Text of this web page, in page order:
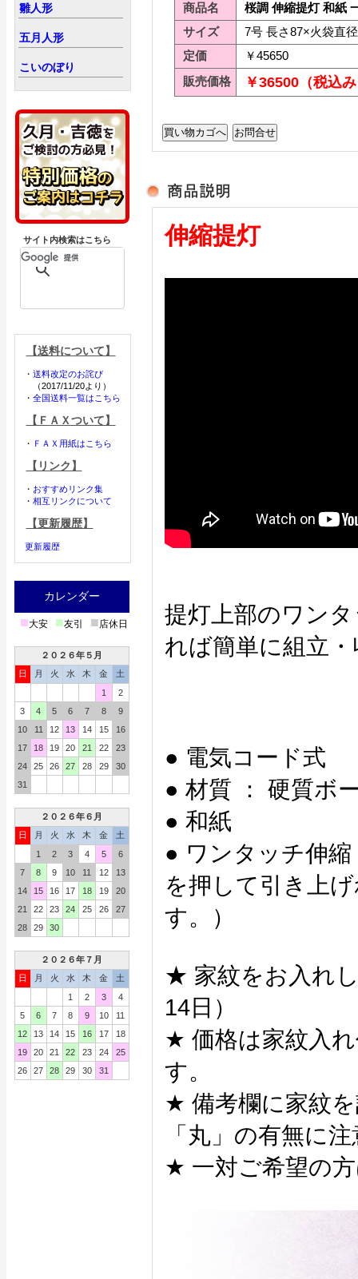
雛人形
五月人形
こいのぼり
サイト内検索はこちら
【送料について】
・ 送料改定のお詫び
（2017/11/20より）
・ 全国送料一覧はこちら
【ＦＡＸついて】
・ ＦＡＸ用紙はこちら
【リンク】
・ おすすめリンク集
・ 相互リンクについて
【更新履歴】
更新履歴
カレンダー
■大安 ■友引 ■店休日
２０２６年５月
日
月 火 水 木 金
土
1
2
3
4 5 6 7 8
9
10
11 12 13 14 15
16
17
18 19 20 21 22
23
24
25 26 27 28 29
30
31
２０２６年６月
日
月 火 水 木 金
土
1
2 3 4 5
6
7
8 9 10 11 12
13
14
15 16 17 18 19
20
21
22 23 24 25 26
27
28
29 30
２０２６年７月
日
月 火 水 木 金
土
1
2 3
4
5
6 7 8 9 10
11
12
13 14 15 16 17
18
19
20 21 22 23 24
25
26
27 28 29 30 31
商品名
桜調 伸縮提灯 和紙
サイズ
7号 長さ87×火袋直
定価
￥45650
販売価格
￥36500（税込
伸縮提灯
提灯上部のワン
れば簡単に組立
● 電気コード式
● 材質 ： 硬質ボ
● 和紙
● ワンタッチ伸
を押して引き上
す。）
★ 家紋をお入れ
14日）
★ 価格は家紋入
す。
★ 備考欄に家紋
「丸」の有無に
★ 一対ご希望の